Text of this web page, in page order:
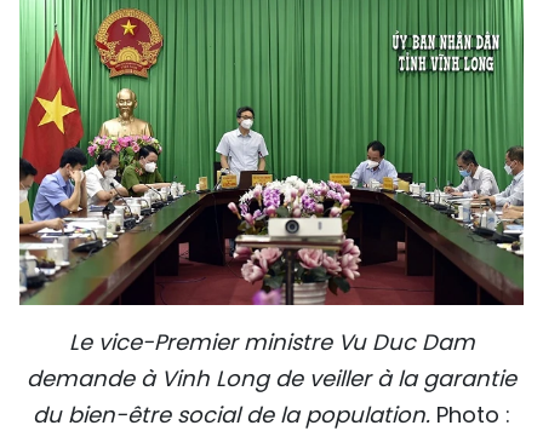
Le vice-Premier ministre Vu Duc Dam
demande à Vinh Long de veiller à la garantie
du bien-être social de la population. Photo :